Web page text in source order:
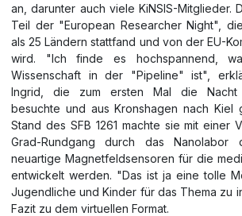
an, darunter auch viele KiNSIS-Mitglieder.
Teil der "European Researcher Night",
als 25 Ländern stattfand und von der EU-
wird. "Ich finde es hochspannend,
Wissenschaft in der "Pipeline" ist",
Ingrid, die zum ersten Mal die Nacht
besuchte und aus Kronshagen nach Kiel
Stand des SFB 1261 machte sie mit einer
Grad-Rundgang durch das
neuartige Magnetfeldsensoren für die
entwickelt werden. "Das ist ja eine tolle
Jugendliche und Kinder für das Thema zu
Fazit zu dem virtuellen Format.